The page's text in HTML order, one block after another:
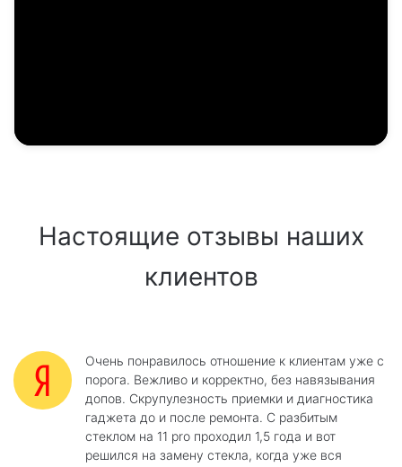
Настоящие отзывы наших
клиентов
Очень понравилось отношение к клиентам уже с
порога. Вежливо и корректно, без навязывания
допов. Скрупулезность приемки и диагностика
гаджета до и после ремонта. С разбитым
стеклом на 11 pro проходил 1,5 года и вот
решился на замену стекла, когда уже вся